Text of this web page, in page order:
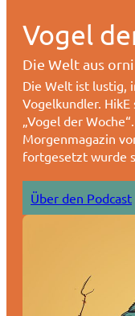
Vogel
Die Welt aus
Die Welt ist lustig,
Vogelkundler.
„Vogel der
Morgenmagazin
fortgesetzt wurde
Über den Podcast